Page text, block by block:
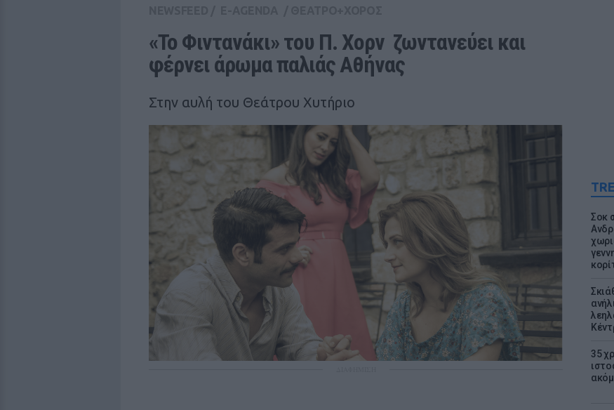
Σοκ
35
«Το Φιντανάκι» του Π. Χορν  ζωντανεύει και
φέρνει άρωμα παλιάς Αθήνας
Στην αυλή του Θεάτρου Χυτήριο